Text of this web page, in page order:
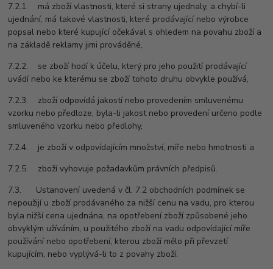
7.2.1. má zboží vlastnosti, které si strany ujednaly, a chybí-li
ujednání, má takové vlastnosti, které prodávající nebo výrobce
popsal nebo které kupující očekával s ohledem na povahu zboží a
na základě reklamy jimi prováděné,
7.2.2. se zboží hodí k účelu, který pro jeho použití prodávající
uvádí nebo ke kterému se zboží tohoto druhu obvykle používá,
7.2.3. zboží odpovídá jakostí nebo provedením smluvenému
vzorku nebo předloze, byla-li jakost nebo provedení určeno podle
smluveného vzorku nebo předlohy,
7.2.4. je zboží v odpovídajícím množství, míře nebo hmotnosti a
7.2.5. zboží vyhovuje požadavkům právních předpisů.
7.3. Ustanovení uvedená v čl. 7.2 obchodních podmínek se
nepoužijí u zboží prodávaného za nižší cenu na vadu, pro kterou
byla nižší cena ujednána, na opotřebení zboží způsobené jeho
obvyklým užíváním, u použitého zboží na vadu odpovídající míře
používání nebo opotřebení, kterou zboží mělo při převzetí
kupujícím, nebo vyplývá-li to z povahy zboží.